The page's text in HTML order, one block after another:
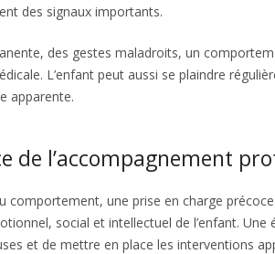
des signaux importants.
des gestes maladroits, un
L’enfant peut aussi se plaindre
apparente.
de l’accompagnement
comportement, une prise en charge
social et intellectuel de l’enfant.
et de mettre en place les interventions